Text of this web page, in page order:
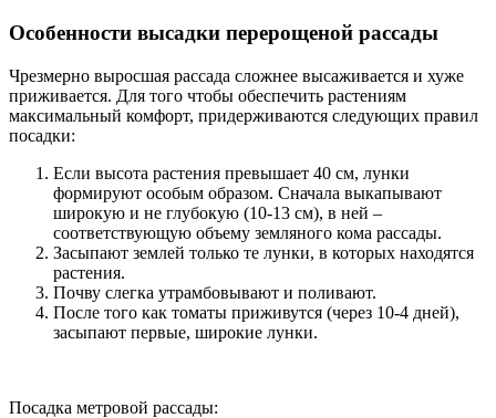
Особенности высадки перерощеной рассады
Чрезмерно выросшая рассада сложнее высаживается и хуже
приживается. Для того чтобы обеспечить растениям
максимальный комфорт, придерживаются следующих правил
посадки:
Если высота растения превышает 40 см, лунки
формируют особым образом. Сначала выкапывают
широкую и не глубокую (10-13 см), в ней –
соответствующую объему земляного кома рассады.
Засыпают землей только те лунки, в которых находятся
растения.
Почву слегка утрамбовывают и поливают.
После того как томаты приживутся (через 10-4 дней),
засыпают первые, широкие лунки.
Посадка метровой рассады: